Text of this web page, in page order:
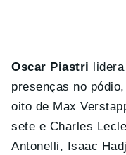
Oscar Piastri
presenças no
oito de Max
sete e Charles
Antonelli, Isaac